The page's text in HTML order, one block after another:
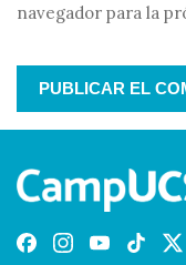
navegador para la